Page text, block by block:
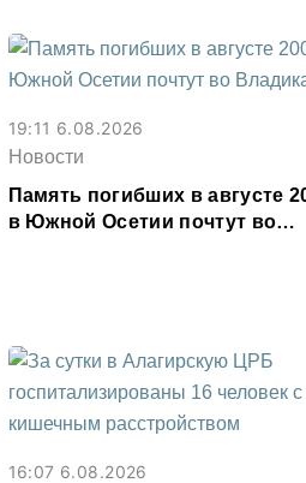
19:11 6.08.2026
Новости
Память погибших в августе
в Южной Осетии почтут во
16:07 6.08.2026